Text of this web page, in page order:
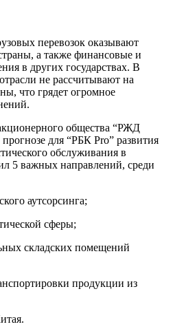
перевозок оказывают
а также финансовые и
в других государствах. В
не рассчитывают на
что грядет огромное
общества “РЖД
для “РБК Pro” развития
обслуживания в
5 важных направлений, среди
аутсорсинга;
сферы;
складских помещений
продукции из